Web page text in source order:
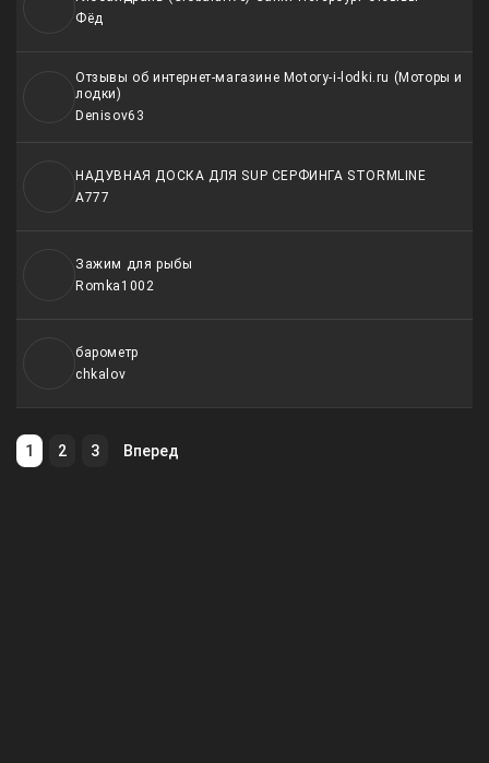
Фёд
Отзывы об интернет-магазине Motory-i-lodki.ru (Моторы и
лодки)
Denisov63
НАДУВНАЯ ДОСКА ДЛЯ SUP СЕРФИНГА STORMLINE
A777
Зажим для рыбы
Romka1002
барометр
chkalov
1 2 3 Вперед